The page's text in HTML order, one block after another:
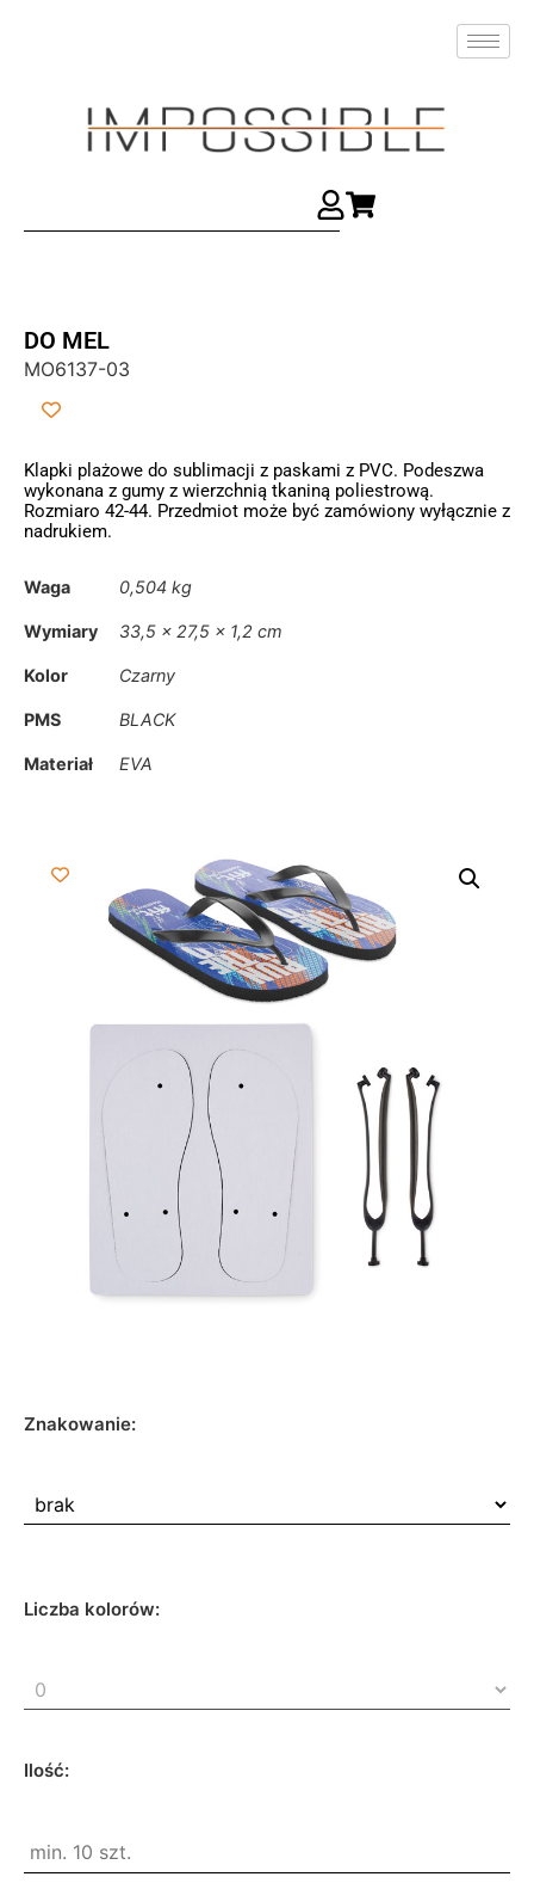
DO MEL
MO6137-03
Klapki plażowe do sublimacji z paskami z PVC. Podeszwa
wykonana z gumy z wierzchnią tkaniną poliestrową.
Rozmiaro 42-44. Przedmiot może być zamówiony wyłącznie z
nadrukiem.
Waga 0,504 kg
Wymiary 33,5 × 27,5 × 1,2 cm
Kolor Czarny
PMS BLACK
Materiał EVA
Znakowanie:
Liczba kolorów:
Ilość: